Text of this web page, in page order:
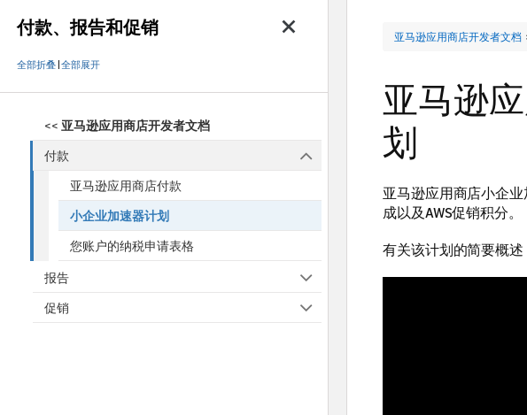
付款、报告和促销
全部折叠|全部展开
<< 亚马逊应用商店开发者文档
付款
亚马逊应用商店付款
小企业加速器计划
您账户的纳税申请表格
报告
促销
亚马逊应用商店开发者文档
亚马逊
划
亚马逊应用商店小企
成以及AWS促销积分。
有关该计划的简要概述